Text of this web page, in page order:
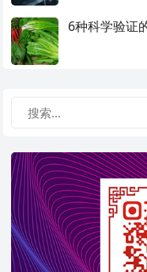
6种科学验证